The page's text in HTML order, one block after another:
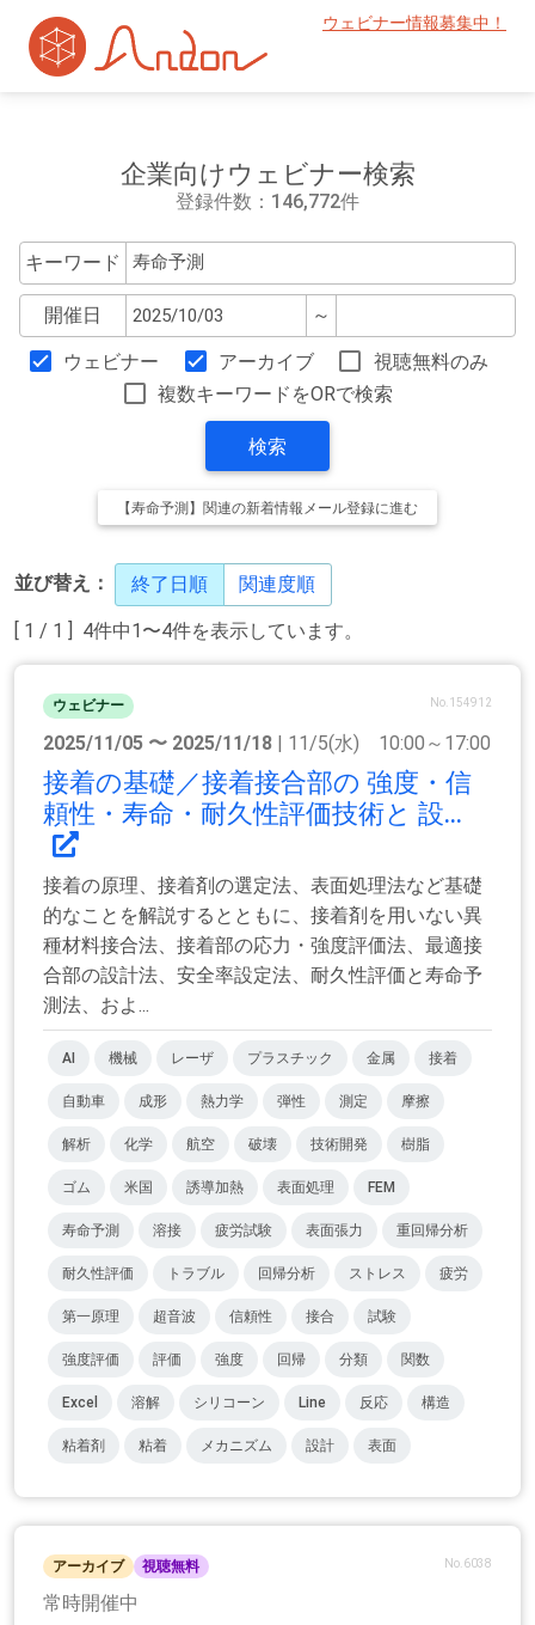
ウェビナー情報募集中！
企業向けウェビナー検索
登録件数：146,772件
キーワード
開催日 ～
ウェビナー アーカイブ
視聴無料のみ
複数キーワードをORで検索
検索
【寿命予測】関連の新着情報メール登録に進む
並び替え： 終了日順 関連度順
[ 1 / 1 ] 4件中1〜4件を表示しています。
ウェビナー No.154912
2025/11/05 〜 2025/11/18 | 11/5(水) 10:00～17:00
接着の基礎／接着接合部の 強度・信
頼性・寿命・耐久性評価技術と 設...
接着の原理、接着剤の選定法、表面処理法など基礎
的なことを解説するとともに、接着剤を用いない異
種材料接合法、接着部の応力・強度評価法、最適接
合部の設計法、安全率設定法、耐久性評価と寿命予
測法、およ...
AI 機械 レーザ プラスチック 金属 接着
自動車 成形 熱力学 弾性 測定 摩擦
解析 化学 航空 破壊 技術開発 樹脂
ゴム 米国 誘導加熱 表面処理 FEM
寿命予測 溶接 疲労試験 表面張力 重回帰分析
耐久性評価 トラブル 回帰分析 ストレス 疲労
第一原理 超音波 信頼性 接合 試験
強度評価 評価 強度 回帰 分類 関数
Excel 溶解 シリコーン Line 反応 構造
粘着剤 粘着 メカニズム 設計 表面
アーカイブ 視聴無料 No.6038
常時開催中